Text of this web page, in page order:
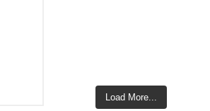
Load More...